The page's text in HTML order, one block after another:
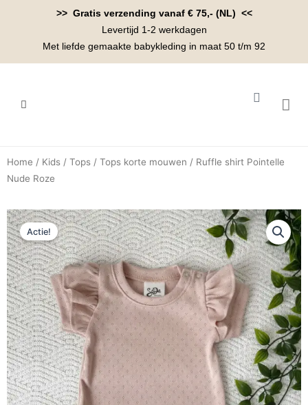
>> Gratis verzending vanaf € 75,- (NL) <<
Levertijd 1-2 werkdagen
Met liefde gemaakte babykleding in maat 50 t/m 92
Home / Kids / Tops / Tops korte mouwen / Ruffle shirt Pointelle
Nude Roze
Actie!